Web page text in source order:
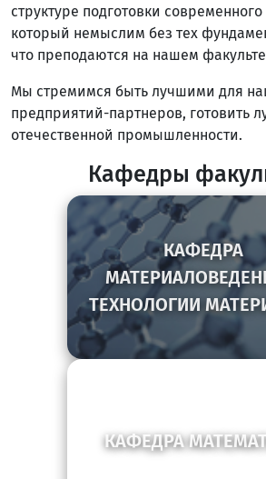
структуре подготовки
который немыслим без тех
что преподаются на нашем
Мы стремимся быть лучшими для
предприятий-партнеров, готовить
отечественной промышленности.
Кафедры
КАФЕДРА
ТЕХНОЛОГИИ
КАФЕДРА